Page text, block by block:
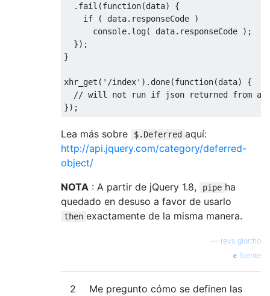
. fail (function(data)
{
if
( data. responseCode
)
      console
. log( data. responseCode
);
});
}
xhr_get ( '/index' ). done(function(data)
{
// will not run if json returned from ajax
});
Lea más sobre $.Deferred aquí:
http://api.jquery.com/category/deferred-
object/
NOTA : A partir de jQuery 1.8, pipe ha
quedado en desuso a favor de usarlo
then exactamente de la misma manera.
revs glortho
fuente
2
Me pregunto cómo se definen las